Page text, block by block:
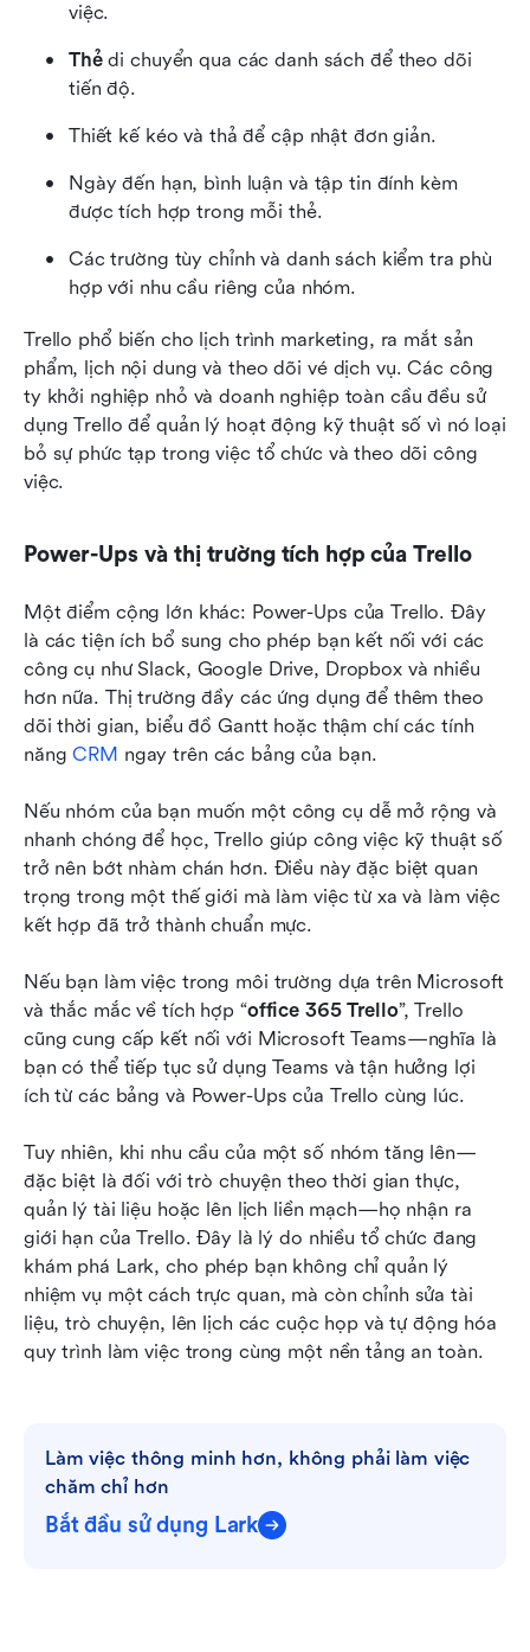
việc.
Thẻ di chuyển qua các danh sách để theo dõi
tiến độ.
Thiết kế kéo và thả để cập nhật đơn giản.
Ngày đến hạn, bình luận và tập tin đính kèm
được tích hợp trong mỗi thẻ.
Các trường tùy chỉnh và danh sách kiểm tra phù
hợp với nhu cầu riêng của nhóm.
Trello phổ biến cho lịch trình marketing, ra mắt sản
phẩm, lịch nội dung và theo dõi vé dịch vụ. Các công
ty khởi nghiệp nhỏ và doanh nghiệp toàn cầu đều sử
dụng Trello để quản lý hoạt động kỹ thuật số vì nó loại
bỏ sự phức tạp trong việc tổ chức và theo dõi công
việc.
Power-Ups và thị trường tích hợp của Trello
Một điểm cộng lớn khác: Power-Ups của Trello. Đây
là các tiện ích bổ sung cho phép bạn kết nối với các
công cụ như Slack, Google Drive, Dropbox và nhiều
hơn nữa. Thị trường đầy các ứng dụng để thêm theo
dõi thời gian, biểu đồ Gantt hoặc thậm chí các tính
năng CRM ngay trên các bảng của bạn.
Nếu nhóm của bạn muốn một công cụ dễ mở rộng và
nhanh chóng để học, Trello giúp công việc kỹ thuật số
trở nên bớt nhàm chán hơn. Điều này đặc biệt quan
trọng trong một thế giới mà làm việc từ xa và làm việc
kết hợp đã trở thành chuẩn mực.
Nếu bạn làm việc trong môi trường dựa trên Microsoft
và thắc mắc về tích hợp “office 365 Trello”, Trello
cũng cung cấp kết nối với Microsoft Teams—nghĩa là
bạn có thể tiếp tục sử dụng Teams và tận hưởng lợi
ích từ các bảng và Power-Ups của Trello cùng lúc.
Tuy nhiên, khi nhu cầu của một số nhóm tăng lên—
đặc biệt là đối với trò chuyện theo thời gian thực,
quản lý tài liệu hoặc lên lịch liền mạch—họ nhận ra
giới hạn của Trello. Đây là lý do nhiều tổ chức đang
khám phá Lark, cho phép bạn không chỉ quản lý
nhiệm vụ một cách trực quan, mà còn chỉnh sửa tài
liệu, trò chuyện, lên lịch các cuộc họp và tự động hóa
quy trình làm việc trong cùng một nền tảng an toàn.
Làm việc thông minh hơn, không phải làm việc
chăm chỉ hơn
Bắt đầu sử dụng Lark